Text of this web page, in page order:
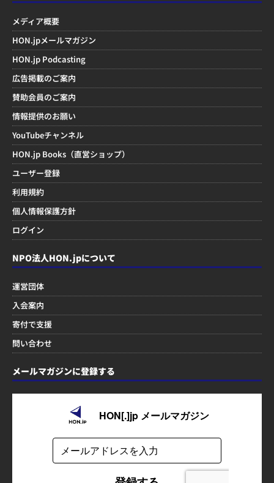
メディア概要
HON.jpメールマガジン
HON.jp Podcasting
広告掲載のご案内
賛助会員のご案内
情報提供のお願い
YouTubeチャンネル
HON.jp Books（直営ショップ）
ユーザー登録
利用規約
個人情報保護方針
ログイン
NPO法人HON.jpについて
運営団体
入会案内
寄付で支援
問い合わせ
メールマガジンに登録する